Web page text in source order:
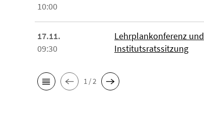
10:00
17.11.
09:30
Lehrplankonferenz und
Institutsratssitzung
1 / 2